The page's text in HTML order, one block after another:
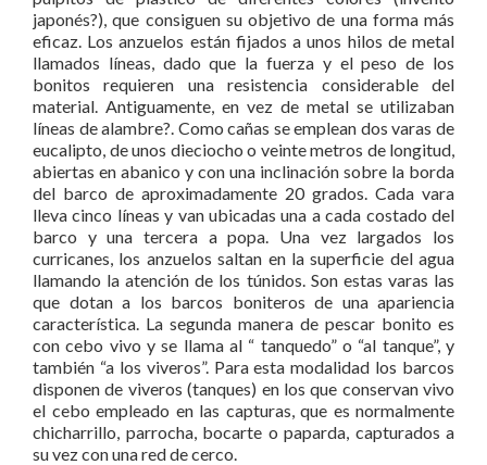
japonés?), que consiguen su objetivo de una forma más
eficaz. Los anzuelos están fijados a unos hilos de metal
llamados líneas, dado que la fuerza y el peso de los
bonitos requieren una resistencia considerable del
material. Antiguamente, en vez de metal se utilizaban
líneas de alambre?. Como cañas se emplean dos varas de
eucalipto, de unos dieciocho o veinte metros de longitud,
abiertas en abanico y con una inclinación sobre la borda
del barco de aproximadamente 20 grados. Cada vara
lleva cinco líneas y van ubicadas una a cada costado del
barco y una tercera a popa. Una vez largados los
curricanes, los anzuelos saltan en la superficie del agua
llamando la atención de los túnidos. Son estas varas las
que dotan a los barcos boniteros de una apariencia
característica. La segunda manera de pescar bonito es
con cebo vivo y se llama al “ tanquedo” o “al tanque”, y
también “a los viveros”. Para esta modalidad los barcos
disponen de viveros (tanques) en los que conservan vivo
el cebo empleado en las capturas, que es normalmente
chicharrillo, parrocha, bocarte o paparda, capturados a
su vez con una red de cerco.